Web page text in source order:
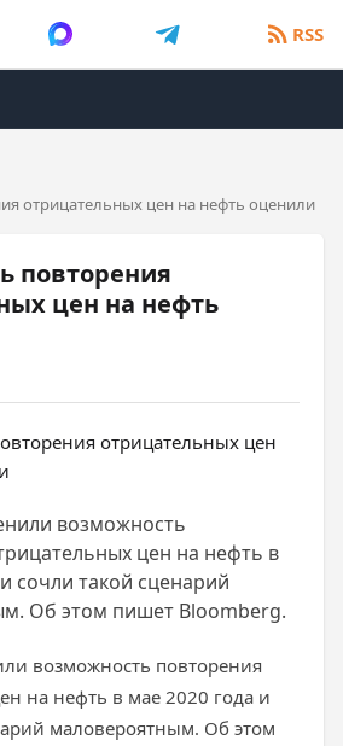
RSS
отрицательных цен на нефть оценили
повторения
цен на нефть
возможность
цен на нефть в
сочли такой сценарий
Об этом пишет Bloomberg.
возможность повторения
на нефть в мае 2020 года и
маловероятным. Об этом